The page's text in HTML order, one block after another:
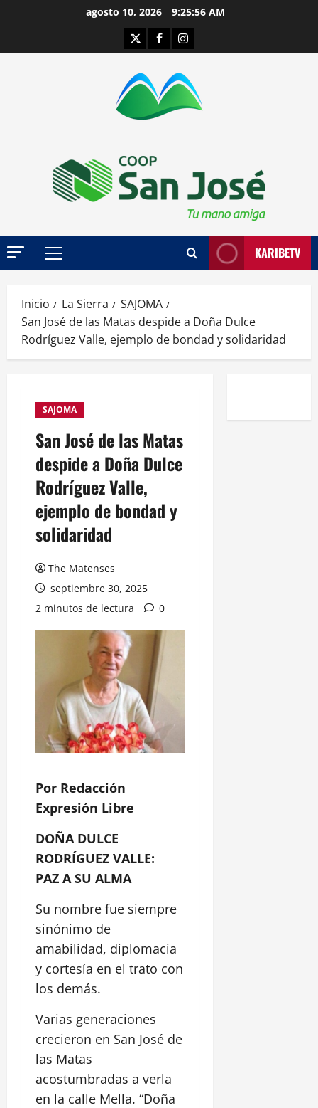
agosto 10, 2026 9:25:57 AM
TwitterFacebookInstagram
Menú
KARIBETV
Inicio La Sierra
SAJOMA
San José de las Matas despide a Doña Dulce
Rodríguez Valle, ejemplo de bondad y solidaridad
SAJOMA
San José de las Matas
despide a Doña Dulce
Rodríguez Valle,
ejemplo de bondad y
solidaridad
The Matenses
septiembre 30, 2025
2 minutos de lectura
0
Por Redacción
Expresión Libre
DOÑA DULCE
RODRÍGUEZ VALLE:
PAZ A SU ALMA
Su nombre fue siempre
sinónimo de
amabilidad, diplomacia
y cortesía en el trato con
los demás.
Varias generaciones
crecieron en San José de
las Matas
acostumbradas a verla
en la calle Mella. “Doña